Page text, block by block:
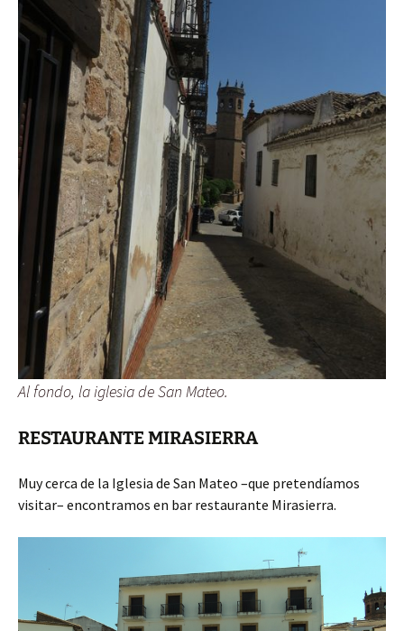
Al fondo, la iglesia de San Mateo.
RESTAURANTE MIRASIERRA
Muy cerca de la Iglesia de San Mateo –que pretendíamos
visitar– encontramos en bar restaurante Mirasierra.